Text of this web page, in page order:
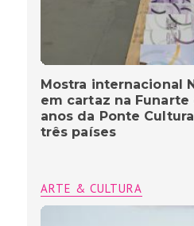
Mostra internacional
em cartaz na Funarte
anos da Ponte
três países
ARTE & CULTURA